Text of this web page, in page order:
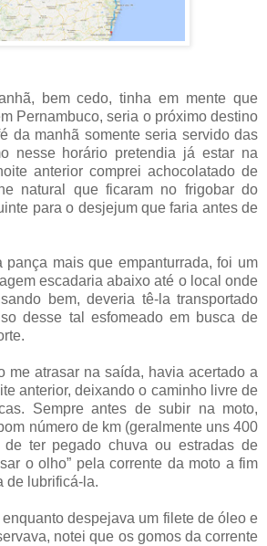
bem cedo, tinha em mente que
Pernambuco, seria o próximo destino
da manhã somente seria servido das
nesse horário pretendia já estar na
anterior comprei achocolatado de
natural que ficaram no frigobar do
para o desjejum que faria antes de
pança mais que empanturrada, foi um
escadaria abaixo até o local onde
bem, deveria tê-la transportado
desse tal esfomeado em busca de
me atrasar na saída, havia acertado a
anterior, deixando o caminho livre de
Sempre antes de subir na moto,
número de km (geralmente uns 400
ter pegado chuva ou estradas de
o olho” pela corrente da moto a fim
de lubrificá-la.
despejava um filete de óleo e
notei que os gomos da corrente